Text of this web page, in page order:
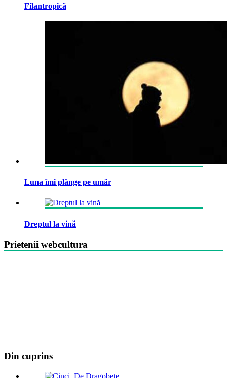
Filantropică
Luna îmi plânge pe umăr
Dreptul la vină
Prietenii webcultura
Din cuprins